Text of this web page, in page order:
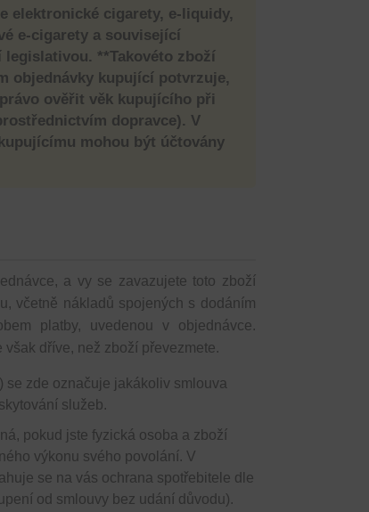
elektronické cigarety, e-liquidy,
e-cigarety a související
legislativou. **Takovéto zboží
objednávky kupující potvrzuje,
ověřit věk kupujícího při
dopravce). V
mohou být účtovány
a vy se zavazujete toto zboží
včetně nákladů spojených s dodáním
platby, uvedenou v objednávce.
dříve, než zboží převezmete.
se zde označuje jakákoliv smlouva
služeb.
pokud jste fyzická osoba a zboží
výkonu svého povolání. V
se na vás ochrana spotřebitele dle
od smlouvy bez udání důvodu).